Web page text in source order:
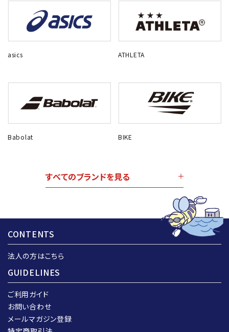
asics ATHLETA
Babolat BIKE
すべてのブランドを見る
CONTENTS
法人の方はこちら
GUIDELINES
ご利用ガイド
お問い合わせ
メールマガジン登録